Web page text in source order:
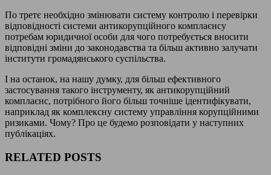
По третє необхідно змінювати систему контролю і перевірки
відповідності системи антикорупційного комплаєнсу
потребам юридичної особи для чого потребується вносити
відповідні зміни до законодавства та більш активно залучати
інститути громадянського суспільства.
І на останок, на нашу думку, для більш ефективного
застосування такого інструменту, як антикорупційний
комплаєнс, потрібного його більш точніше ідентифікувати,
наприклад як комплексну систему управління корупційними
ризиками. Чому? Про це будемо розповідати у наступних
публікаціях.
RELATED POSTS